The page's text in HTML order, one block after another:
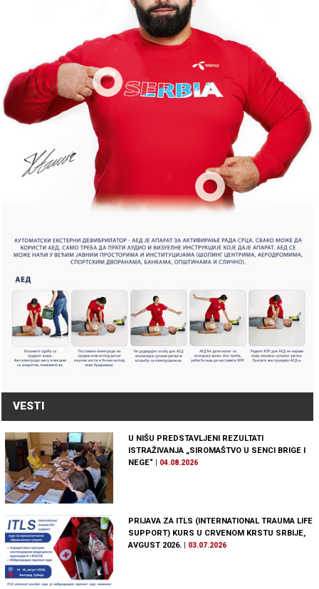
VESTI
U NIŠU PREDSTAVLJENI REZULTATI
ISTRAŽIVANJA „SIROMAŠTVO U SENCI BRIGE I
NEGE“ | 04.08.2026
PRIJAVA ZA ITLS (INTERNATIONAL TRAUMA LIFE
SUPPORT) KURS U CRVENOM KRSTU SRBIJE,
AVGUST 2026. | 03.07.2026